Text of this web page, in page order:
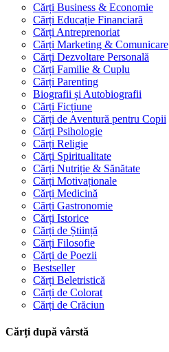
Cărți Business & Economie
Cărți Educație Financiară
Cărți Antreprenoriat
Cărți Marketing & Comunicare
Cărți Dezvoltare Personală
Cărți Familie & Cuplu
Cărți Parenting
Biografii și Autobiografii
Cărți Ficțiune
Cărți de Aventură pentru Copii
Cărți Psihologie
Cărți Religie
Cărți Spiritualitate
Cărți Nutriție & Sănătate
Cărți Motivaționale
Cărți Medicină
Cărți Gastronomie
Cărți Istorice
Cărți de Știință
Cărți Filosofie
Cărți de Poezii
Bestseller
Cărți Beletristică
Cărți de Colorat
Cărți de Crăciun
Cărți după vârstă